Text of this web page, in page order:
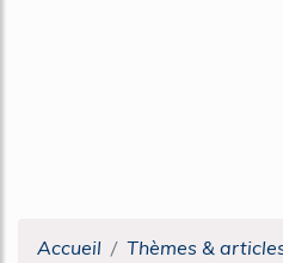
Accueil
Thèmes &